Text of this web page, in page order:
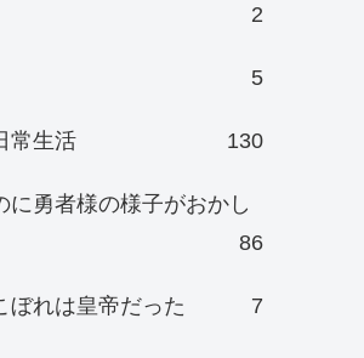
2
5
常生活 130
に勇者様の様子がおかし
86
ぼれは皇帝だった 7